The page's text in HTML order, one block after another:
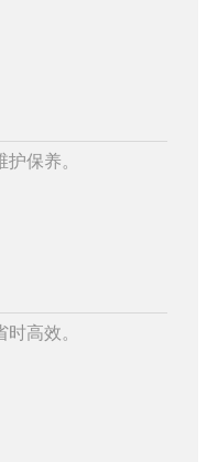
保养。
高效。